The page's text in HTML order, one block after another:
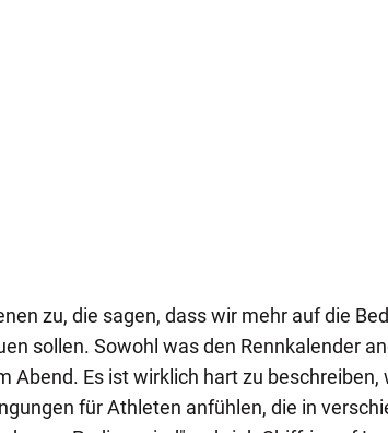
zu, die sagen, dass wir mehr auf die
sollen. Sowohl was den Rennkalender
Abend. Es ist wirklich hart zu beschreiben,
für Athleten anfühlen, die in